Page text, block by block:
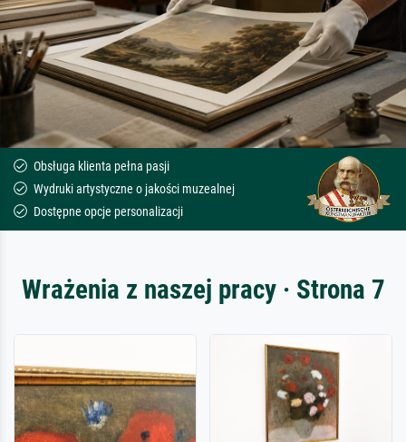
Obsługa klienta pełna pasji
Wydruki artystyczne o jakości muzealnej
Dostępne opcje personalizacji
Wrażenia z naszej pracy · Strona 7